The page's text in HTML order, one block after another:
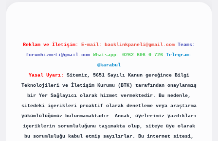
Reklam ve İletişim: E-mail: backlinkpaneli@gmail.com Teams:
forumhizmeti@gmail.com Whatsapp: 0262 606 0 726 Telegram:
@karabul
Yasal Uyarı:
Sitemiz, 5651 Sayılı Kanun gereğince Bilgi
Teknolojileri ve İletişim Kurumu (BTK) tarafından onaylanmış
bir Yer Sağlayıcı olarak hizmet vermektedir. Bu nedenle,
sitedeki içerikleri proaktif olarak denetleme veya araştırma
yükümlülüğümüz bulunmamaktadır. Ancak, üyelerimiz yazdıkları
içeriklerin sorumluluğunu taşımakta olup, siteye üye olarak
bu sorumluluğu kabul etmiş sayılırlar. Bu internet sitesi,